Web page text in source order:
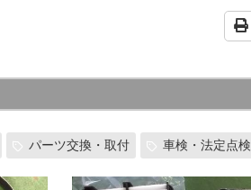
パーツ交換・取付 車検・法定点検